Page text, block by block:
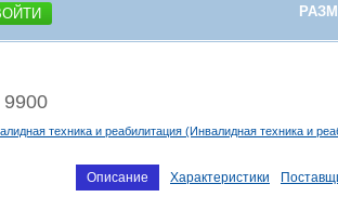
9900
техника и реабилитация (Инвалидная техника и
Описание Характеристики